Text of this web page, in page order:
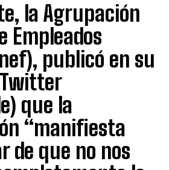
la Agrupación
Empleados
publicó en su
que la
“manifiesta
de que no nos